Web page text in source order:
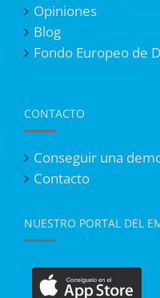
Opiniones
Blog
Fondo Europeo de
CONTACTO
Conseguir una
Contacto
NUESTRO PORTAL DEL